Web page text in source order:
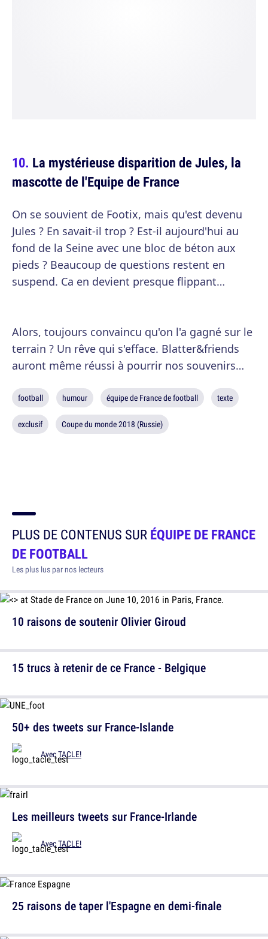
La mystérieuse disparition de Jules, la
mascotte de l'Equipe de France
On se souvient de Footix, mais qu'est devenu
Jules ? En savait-il trop ? Est-il aujourd'hui au
fond de la Seine avec une bloc de béton aux
pieds ? Beaucoup de questions restent en
suspend. Ca en devient presque flippant…
Alors, toujours convaincu qu'on l'a gagné sur le
terrain ? Un rêve qui s'efface. Blatter&friends
auront même réussi à pourrir nos souvenirs…
football humour équipe de France de football texte
exclusif Coupe du monde 2018 (Russie)
PLUS DE CONTENUS SURÉQUIPE DE FRANCE
DE FOOTBALL
Les plus lus par nos lecteurs
10 raisons de soutenir Olivier Giroud
50+ des tweets sur France-Islande
AvecTACLE!
25 raisons de taper l'Espagne en demi-finale
15 trucs à retenir de ce France - Belgique
Les meilleurs tweets sur France-Irlande
AvecTACLE!